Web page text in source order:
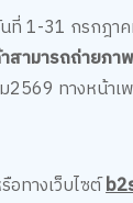
นที่ 1-31 กรกฎา
ามารถถ่ายภา
2569 ทางหน้าเ
อทางเว็บไซต์